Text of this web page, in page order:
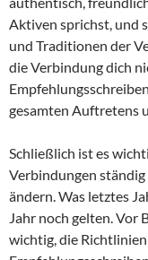
Aktiven sprichst, und
und Traditionen der
die Verbindung dich
gesamten Auftretens
Schließlich ist es
Verbindungen
ändern. Was letztes
Jahr noch gelten. Vor
wichtig, die